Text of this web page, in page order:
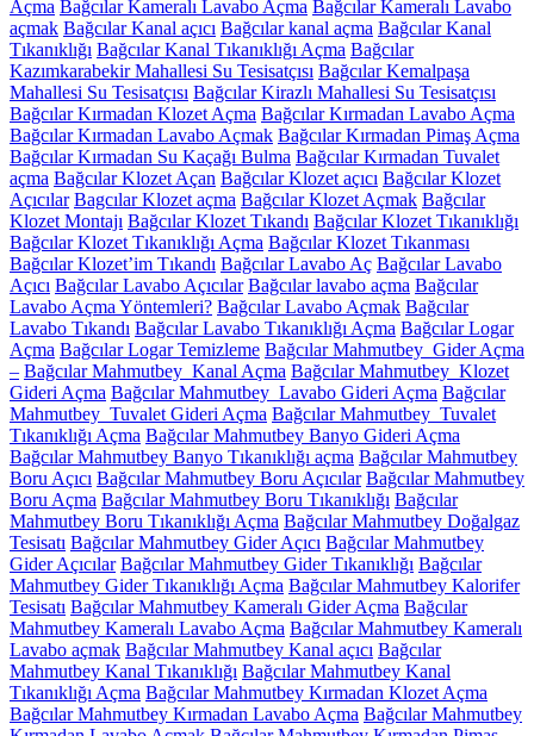
Açma Bağcılar Kameralı Lavabo Açma Bağcılar Kameralı Lavabo
açmak Bağcılar Kanal açıcı Bağcılar kanal açma Bağcılar Kanal
Tıkanıklığı Bağcılar Kanal Tıkanıklığı Açma Bağcılar
Kazımkarabekir Mahallesi Su Tesisatçısı Bağcılar Kemalpaşa
Mahallesi Su Tesisatçısı Bağcılar Kirazlı Mahallesi Su Tesisatçısı
Bağcılar Kırmadan Klozet Açma Bağcılar Kırmadan Lavabo Açma
Bağcılar Kırmadan Lavabo Açmak Bağcılar Kırmadan Pimaş Açma
Bağcılar Kırmadan Su Kaçağı Bulma Bağcılar Kırmadan Tuvalet
açma Bağcılar Klozet Açan Bağcılar Klozet açıcı Bağcılar Klozet
Açıcılar Bagcılar Klozet açma Bağcılar Klozet Açmak Bağcılar
Klozet Montajı Bağcılar Klozet Tıkandı Bağcılar Klozet Tıkanıklığı
Bağcılar Klozet Tıkanıklığı Açma Bağcılar Klozet Tıkanması
Bağcılar Klozet’im Tıkandı Bağcılar Lavabo Aç Bağcılar Lavabo
Açıcı Bağcılar Lavabo Açıcılar Bağcılar lavabo açma Bağcılar
Lavabo Açma Yöntemleri? Bağcılar Lavabo Açmak Bağcılar
Lavabo Tıkandı Bağcılar Lavabo Tıkanıklığı Açma Bağcılar Logar
Açma Bağcılar Logar Temizleme Bağcılar Mahmutbey Gider Açma
– Bağcılar Mahmutbey Kanal Açma Bağcılar Mahmutbey Klozet
Gideri Açma Bağcılar Mahmutbey Lavabo Gideri Açma Bağcılar
Mahmutbey Tuvalet Gideri Açma Bağcılar Mahmutbey Tuvalet
Tıkanıklığı Açma Bağcılar Mahmutbey Banyo Gideri Açma
Bağcılar Mahmutbey Banyo Tıkanıklığı açma Bağcılar Mahmutbey
Boru Açıcı Bağcılar Mahmutbey Boru Açıcılar Bağcılar Mahmutbey
Boru Açma Bağcılar Mahmutbey Boru Tıkanıklığı Bağcılar
Mahmutbey Boru Tıkanıklığı Açma Bağcılar Mahmutbey Doğalgaz
Tesisatı Bağcılar Mahmutbey Gider Açıcı Bağcılar Mahmutbey
Gider Açıcılar Bağcılar Mahmutbey Gider Tıkanıklığı Bağcılar
Mahmutbey Gider Tıkanıklığı Açma Bağcılar Mahmutbey Kalorifer
Tesisatı Bağcılar Mahmutbey Kameralı Gider Açma Bağcılar
Mahmutbey Kameralı Lavabo Açma Bağcılar Mahmutbey Kameralı
Lavabo açmak Bağcılar Mahmutbey Kanal açıcı Bağcılar
Mahmutbey Kanal Tıkanıklığı Bağcılar Mahmutbey Kanal
Tıkanıklığı Açma Bağcılar Mahmutbey Kırmadan Klozet Açma
Bağcılar Mahmutbey Kırmadan Lavabo Açma Bağcılar Mahmutbey